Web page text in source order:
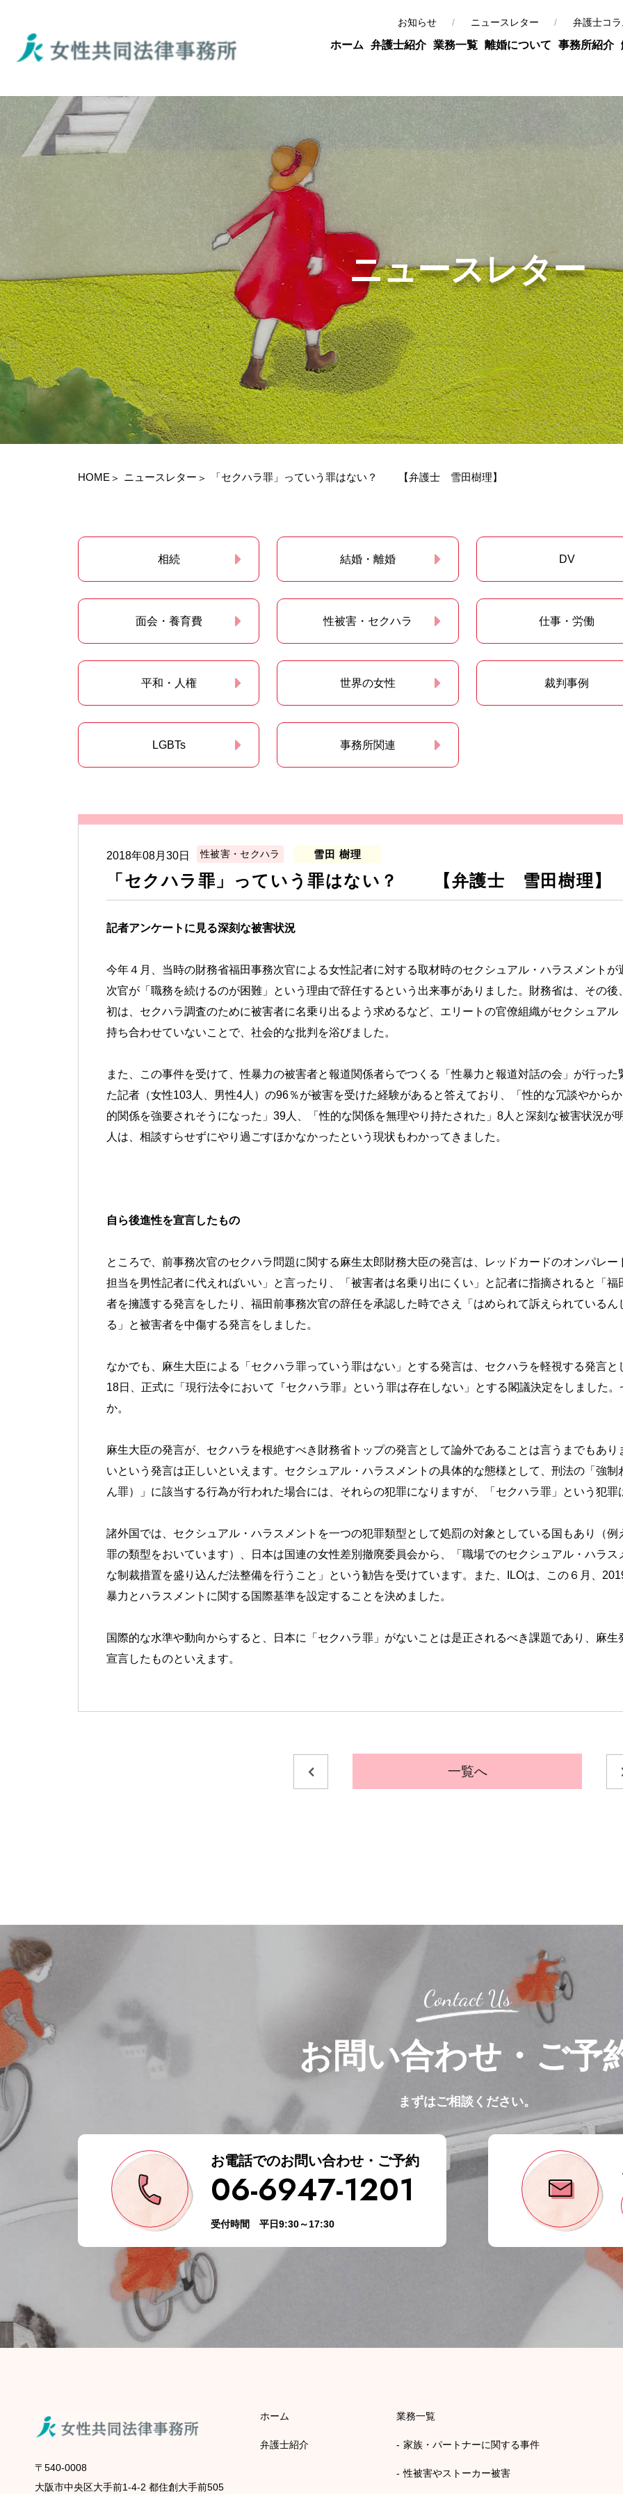
お知らせ ニュースレター 弁護士コ
ホーム 弁護士紹介 業務一覧 離婚について 事務所紹介
ニュースレター
HOME ニュースレター 「セクハラ罪」っていう罪はない？ 【弁護士 雪田樹理】
相続 結婚・離婚 DV
面会・養育費 性被害・セクハラ 仕事・労働
平和・人権 世界の女性 裁判事例
LGBTs 事務所関連
2018年08月30日 性被害・セクハラ 雪田 樹理
「セクハラ罪」っていう罪はない？ 【弁護士 雪田樹理】
記者アンケートに見る深刻な被害状況
今年４月、当時の財務省福田事務次官による女性記者に対する取材時のセクシュアル・ハラスメント
次官が「職務を続けるのが困難」という理由で辞任するという出来事がありました。財務省は、その
初は、セクハラ調査のために被害者に名乗り出るよう求めるなど、エリートの官僚組織がセクシュア
持ち合わせていないことで、社会的な批判を浴びました。
また、この事件を受けて、性暴力の被害者と報道関係者らでつくる「性暴力と報道対話の会」が行っ
た記者（女性103人、男性4人）の96％が被害を受けた経験があると答えており、「性的な冗談やから
的関係を強要されそうになった」39人、「性的な関係を無理やり持たされた」8人と深刻な被害状況が
人は、相談すらせずにやり過ごすほかなかったという現状もわかってきました。
自ら後進性を宣言したもの
ところで、前事務次官のセクハラ問題に関する麻生太郎財務大臣の発言は、レッドカードのオンパレ
担当を男性記者に代えればいい」と言ったり、「被害者は名乗り出にくい」と記者に指摘されると「
者を擁護する発言をしたり、福田前事務次官の辞任を承認した時でさえ「はめられて訴えられている
る」と被害者を中傷する発言をしました。
なかでも、麻生大臣による「セクハラ罪っていう罪はない」とする発言は、セクハラを軽視する発言
18日、正式に「現行法令において『セクハラ罪』という罪は存在しない」とする閣議決定をしました
か。
麻生大臣の発言が、セクハラを根絶すべき財務省トップの発言として論外であることは言うまでもあ
いという発言は正しいといえます。セクシュアル・ハラスメントの具体的な態様として、刑法の「強
ん罪）」に該当する行為が行われた場合には、それらの犯罪になりますが、「セクハラ罪」という犯
諸外国では、セクシュアル・ハラスメントを一つの犯罪類型として処罰の対象としている国もあり（
罪の類型をおいています）、日本は国連の女性差別撤廃委員会から、「職場でのセクシュアル・ハラ
な制裁措置を盛り込んだ法整備を行うこと」という勧告を受けています。また、ILOは、この６月、
暴力とハラスメントに関する国際基準を設定することを決めました。
国際的な水準や動向からすると、日本に「セクハラ罪」がないことは是正されるべき課題であり、麻
宣言したものといえます。
一覧へ
Contact Us
お問い合わせ・ご予
まずはご相談ください。
お電話でのお問い合わせ・ご予約
06-6947-1201
受付時間 平日9:30～17:30
〒540-0008
大阪市中央区大手前1-4-2 都住創大手前505
ホーム
弁護士紹介
業務一覧
家族・パートナーに関する事件
性被害やストーカー被害